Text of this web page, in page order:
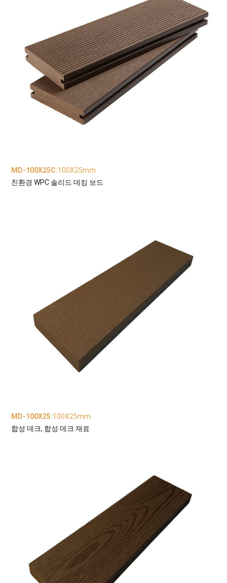
MD-100X25C:100X25mm
친환경 WPC 솔리드 데킹 보드
MD-100X25:100X25mm
합성 데크, 합성 데크 재료